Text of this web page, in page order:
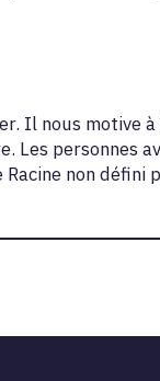
Il nous motive
Les personnes
non défini